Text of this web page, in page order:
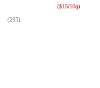
(285)
($15/10g)